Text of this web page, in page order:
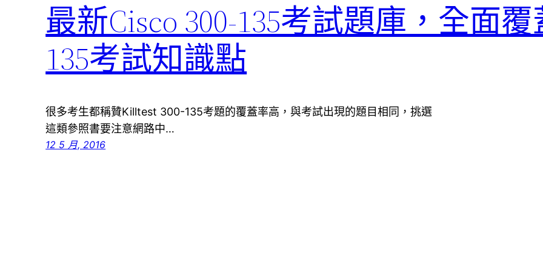
最新Cisco 300-135考試題庫，全面覆
135考試知識點
很多考生都稱贊Killtest 300-135考題的覆蓋率高，與考試出現的題目相同，挑選
這類參照書要注意網路中…
12 5 月, 2016